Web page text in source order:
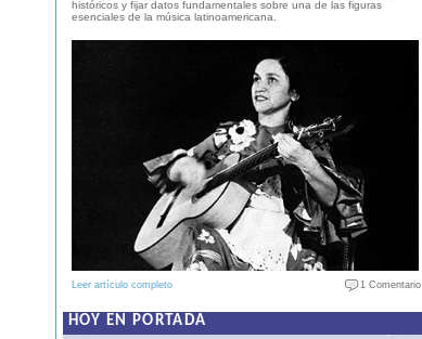
históricos y fijar datos fundamentales sobre una de las figuras
esenciales de la música latinoamericana.
Leer artículo completo 1 Comentario
HOY EN PORTADA